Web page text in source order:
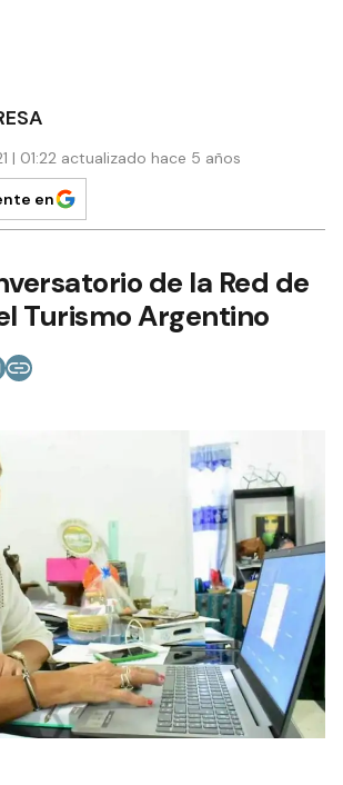
| 01:22 actualizado hace 5 años
en
de la Red de
Turismo Argentino